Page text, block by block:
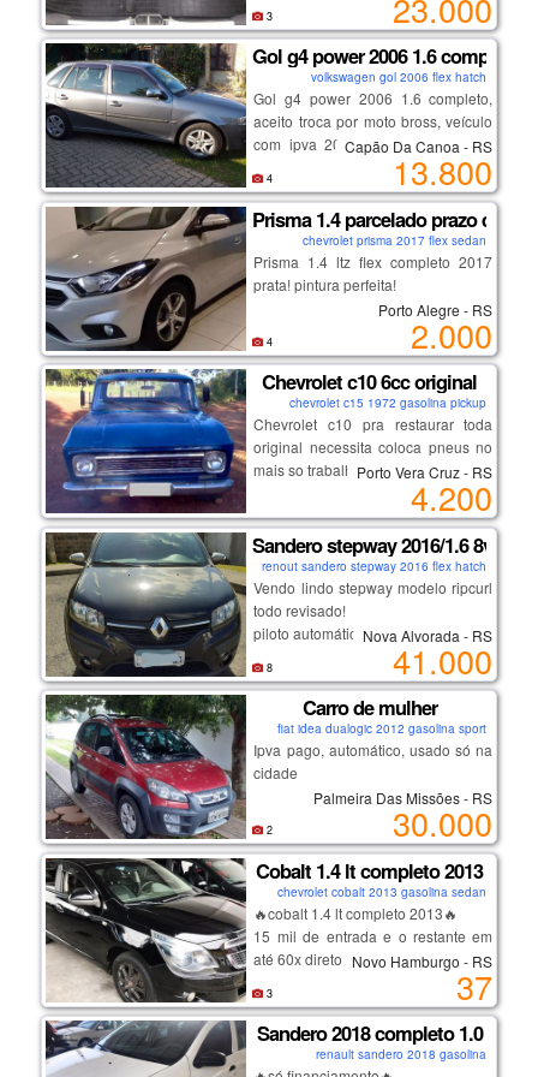
sem dívidas.
carro em ótimo estado passado de
pai para filha, só estou vendendo,
pois, meu pai está trocando de carro
e vou comprar o dele novamente.
3
Gol g4 power 2006 1.6 completo
volkswagen gol 2006 flex hatch
Gol g4 power 2006 1.6 completo,
aceito troca por moto bross, veículo
com ipva 2020 pago, sem multas,
higienizado, bateria nova de 60h,
correias e óleos trocados, na troca
preço fipe, a vista 13,800
Capão Da Canoa - RS
13.800
4
Prisma 1.4 parcelado prazo de
chevrolet prisma 2017 flex sedan
Prisma 1.4 ltz flex completo 2017
prata! pintura perfeita!
muito novo, multimídia, sensor de
estacionamento, assistente de
partida em rampa, computador de
bordo, gps, baixa km.
totalmente parcelado, e com um
prazo de 6 mêses para pagar a
primeira parcela de 699 reais, e
entrada no valor de 2000 reais. faço
cadastro para negativado e para
quem não tem comprovante de
renda.
Porto Alegre - RS
2.000
4
Chevrolet c10 6cc original
chevrolet c15 1972 gasolina pickup
Chevrolet c10 pra restaurar toda
original necessita coloca pneus no
mais so trabalha boa de tudo
Porto Vera Cruz - RS
4.200
Sandero stepway 2016/1.6 8v
renout sandero stepway 2016 flex hatch
Vendo lindo stepway modelo ripcurl
todo revisado!
piloto automático
sensor de estacionamento
pneus novos
bateria moura nova
é para comparar e sair andando
sem ter que fazer nada.
Nova Alvorada - RS
41.000
8
Carro de mulher
fiat idea dualogic 2012 gasolina sport
Ipva pago, automático, usado só na
cidade
Palmeira Das Missões - RS
30.000
2
Cobalt 1.4 lt completo 2013
chevrolet cobalt 2013 gasolina sedan
🔥cobalt 1.4 lt completo 2013🔥
15 mil de entrada e o restante em
até 60x direto com a nossa loja!!!
✔️ sem consulta spc/serasa
✔️ sem burocracia
Novo Hamburgo - RS
37
3
Sandero 2018 completo 1.0
renault sandero 2018 gasolina